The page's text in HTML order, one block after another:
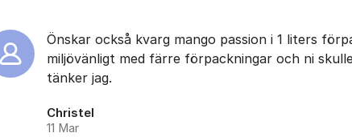
Önskar också kvarg mango passion i 1 liters
miljövänligt med färre förpackningar och ni
tänker jag.
Christel
11 Mar